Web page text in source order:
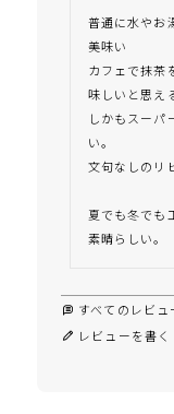
普通に水やお
美味い
カフェで抹茶
味しいと思え
しかもスーパ
い。
文句なしのリ
夏でも冬でも
素晴らしい。
すべてのレビュ
レビューを書く